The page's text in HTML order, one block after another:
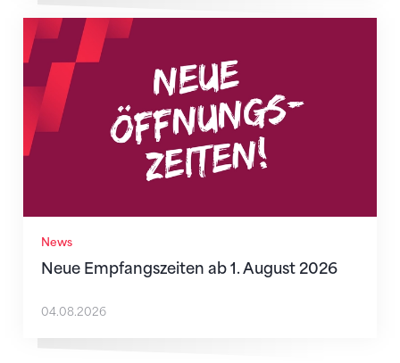
News
Neue Empfangszeiten ab 1. August 2026
Neue Empfangszeiten ab 1. August 2026
04.08.2026